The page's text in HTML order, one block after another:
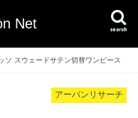
Net search
ソ スウェードサテン切替ワンピース
アーバンリサーチ